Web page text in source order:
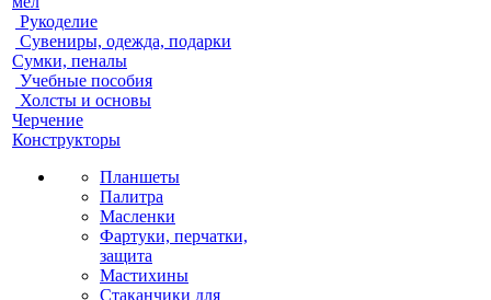
Рукоделие
Сувениры, одежда, подарки
Сумки, пеналы
Учебные пособия
Холсты и основы
Черчение
Конструкторы
Планшеты
Палитра
Масленки
Фартуки, перчатки,
защита
Мастихины
Стаканчики для